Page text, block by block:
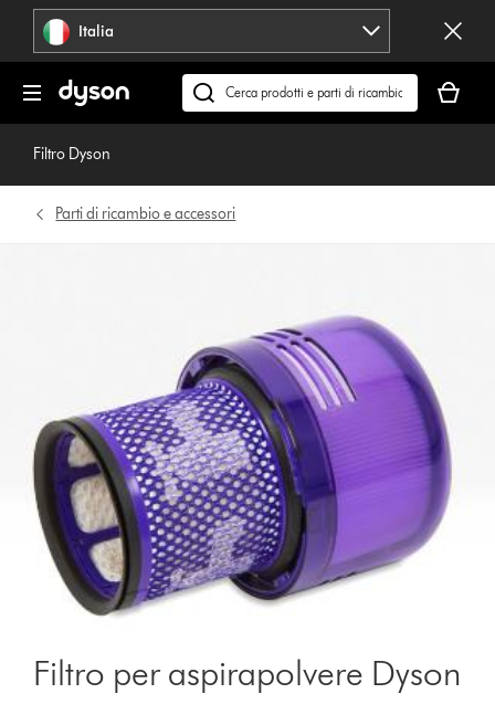
navigazione Italia
Cerca
su
carrello
è
Filtro Dyson
Parti di ricambio e accessori
Filtro per aspirapolvere Dyson